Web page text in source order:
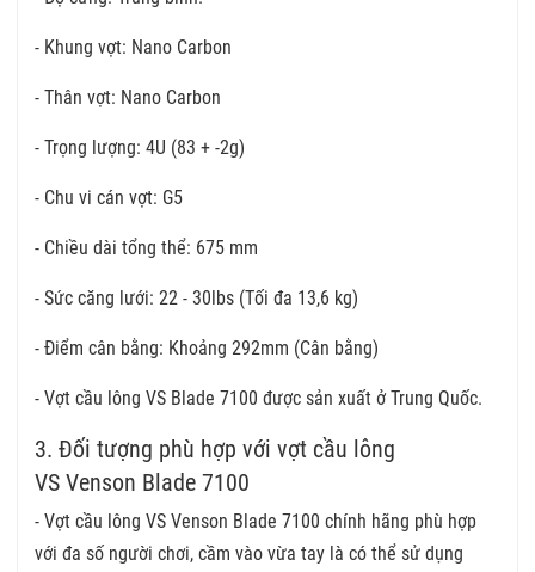
- Khung vợt: Nano Carbon
- Thân vợt: Nano Carbon
- Trọng lượng: 4U (83 + -2g)
- Chu vi cán vợt: G5
- Chiều dài tổng thể: 675 mm
- Sức căng lưới: 22 - 30lbs (Tối đa 13,6 kg)
- Điểm cân bằng: Khoảng 292mm (Cân bằng)
- Vợt cầu lông VS Blade 7100 được sản xuất ở Trung Quốc.
3. Đối tượng phù hợp với vợt cầu lông
VS Venson Blade 7100
- Vợt cầu lông VS Venson Blade 7100 chính hãng phù hợp
với đa số người chơi, cầm vào vừa tay là có thể sử dụng